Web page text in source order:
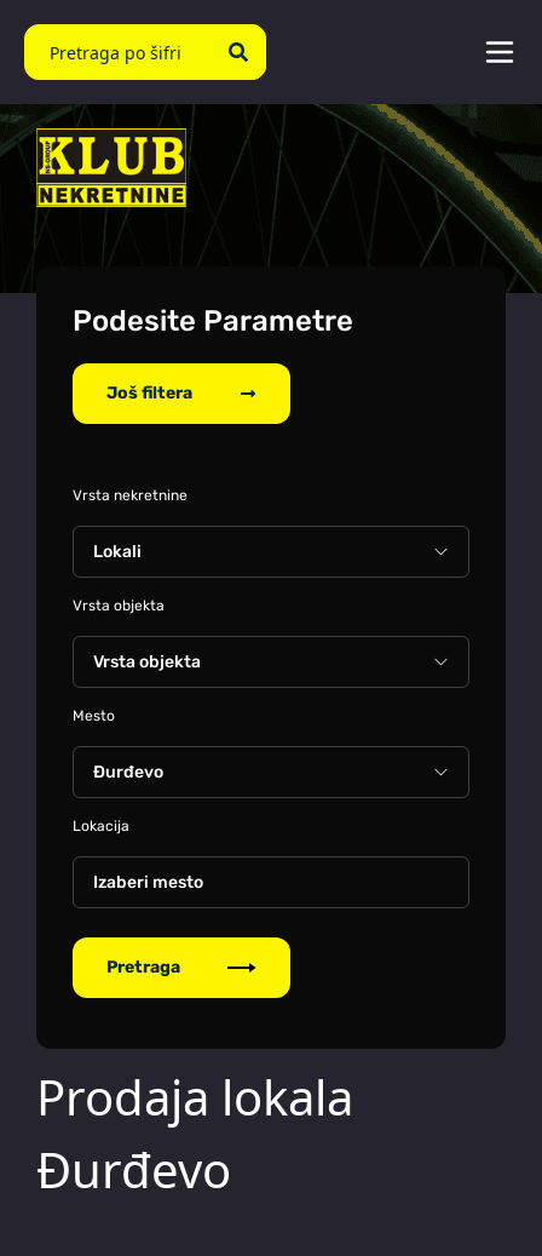
Podesite Parametre
Još filtera
Vrsta nekretnine
Vrsta objekta
Mesto
Lokacija
Izaberi mesto
Pretraga
Prodaja lokala
Đurđevo